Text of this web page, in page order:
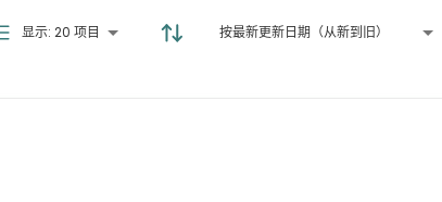
显示: 20 项目 按最新更新日期（从新到旧）